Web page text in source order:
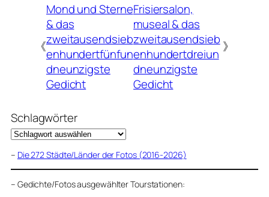
《
Mond und Sterne
& das
zweitausendsieb
enhundertfünfun
dneunzigste
Gedicht
Frisiersalon,
museal & das
zweitausendsieb
enhundertdreiun
dneunzigste
Gedicht
》
Schlagwörter
– Die 272 Städte/Länder der Fotos (2016-2026)
– Gedichte/Fotos ausgewählter Tourstationen: